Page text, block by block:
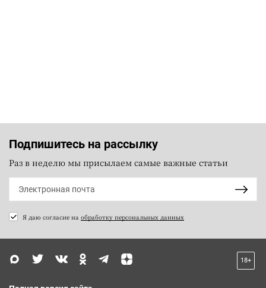
Подпишитесь на рассылку
Раз в неделю мы присылаем самые важные статьи
Я даю согласие на обработку персональных данных
18+